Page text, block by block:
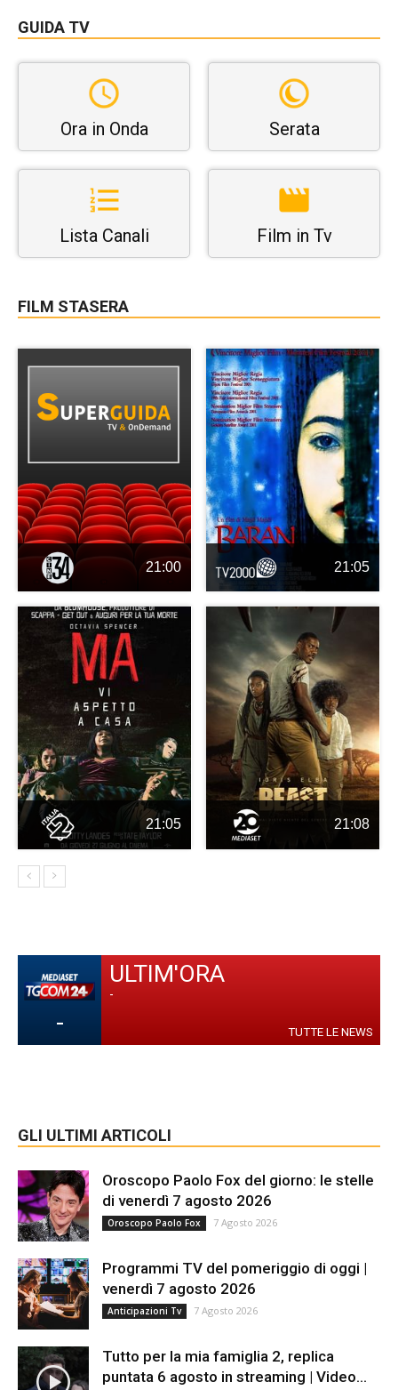
GUIDA TV
Ora in Onda Serata
Lista Canali Film in Tv
FILM STASERA
21:00 21:05
21:05 21:08
-
ULTIM'ORA
-
TUTTE LE NEWS
GLI ULTIMI ARTICOLI
Oroscopo Paolo Fox del giorno: le stelle
di venerdì 7 agosto 2026
Oroscopo Paolo Fox 7 Agosto 2026
Programmi TV del pomeriggio di oggi |
venerdì 7 agosto 2026
Anticipazioni Tv 7 Agosto 2026
Tutto per la mia famiglia 2, replica
puntata 6 agosto in streaming | Video...